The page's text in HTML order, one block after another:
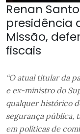
Renan
presidência
Missão,
fiscais
“O atual titular da
e ex-ministro do
qualquer histórico
segurança pública,
em políticas de